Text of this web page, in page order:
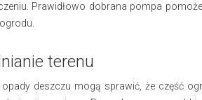
Prawidłowo dobrana pompa
terenu
opady deszczu mogą sprawić, że część